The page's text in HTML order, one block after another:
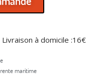
Livraison à domicile :16€
maritime